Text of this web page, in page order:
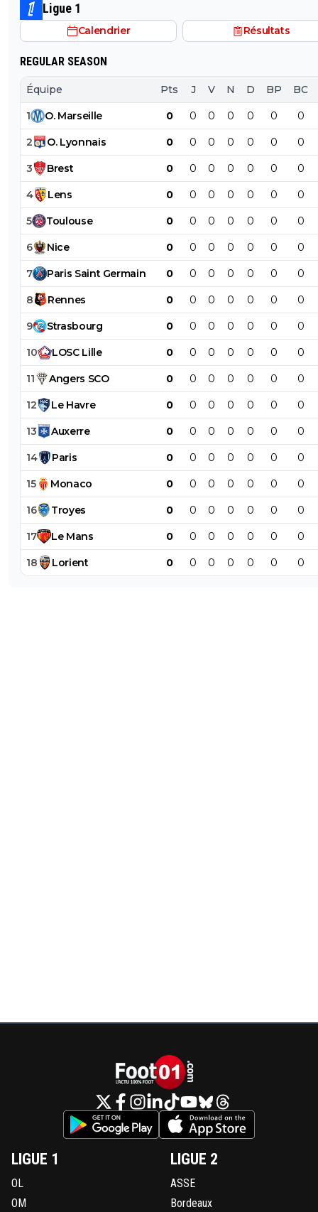
ouvre sa grande gueule Genre cest toi qui va m'apprendre
les définitions de nazi raciste fachiste?? Espèce de
Ligue 1
Calendrier Résultats
REGULAR SEASON
Équipe Pts J V N D BP BC
1 O. Marseille 0 0 0 0 0 0 0
2 O. Lyonnais 0 0 0 0 0 0 0
3 Brest 0 0 0 0 0 0 0
4 Lens 0 0 0 0 0 0 0
5 Toulouse 0 0 0 0 0 0 0
6 Nice 0 0 0 0 0 0 0
7 Paris Saint Germain 0 0 0 0 0 0 0
8 Rennes 0 0 0 0 0 0 0
9 Strasbourg 0 0 0 0 0 0 0
10 LOSC Lille 0 0 0 0 0 0 0
11 Angers SCO 0 0 0 0 0 0 0
12 Le Havre 0 0 0 0 0 0 0
13 Auxerre 0 0 0 0 0 0 0
14 Paris 0 0 0 0 0 0 0
15 Monaco 0 0 0 0 0 0 0
16 Troyes 0 0 0 0 0 0 0
17 Le Mans 0 0 0 0 0 0 0
18 Lorient 0 0 0 0 0 0 0
LIGUE 1
OL
OM
LIGUE 2
ASSE
Bordeaux